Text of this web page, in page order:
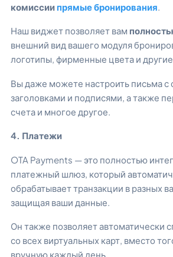
комиссии прямые бронирования
Наш виджет позволяет вам
внешний вид вашего модуля
логотипы, фирменные цвета и
Вы даже можете настроить письма с
заголовками и подписями, а также
счета и многое другое.
4. Платежи
OTA Payments — это полностью
платежный шлюз, который
обрабатывает транзакции в разных
защищая ваши данные.
Он также позволяет автоматически
со всех виртуальных карт, вместо
вручную каждый день.